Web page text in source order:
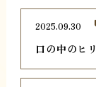
口の中のヒ
2025.09.30